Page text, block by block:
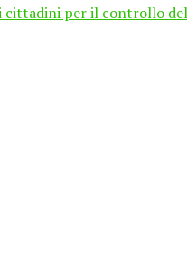
cittadini per il controllo